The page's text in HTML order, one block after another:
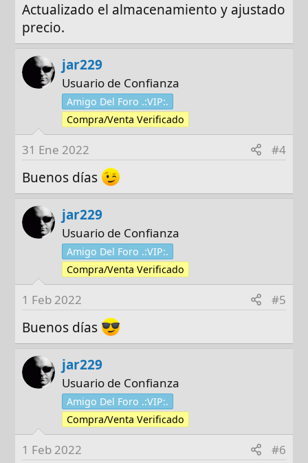
Actualizado el almacenamiento y ajustado
precio.
jar229
Usuario de Confianza
Amigo Del Foro .:VIP:.
Compra/Venta Verificado
31 Ene 2022 #4
Buenos días
jar229
Usuario de Confianza
Amigo Del Foro .:VIP:.
Compra/Venta Verificado
1 Feb 2022 #5
Buenos días
jar229
Usuario de Confianza
Amigo Del Foro .:VIP:.
Compra/Venta Verificado
1 Feb 2022 #6